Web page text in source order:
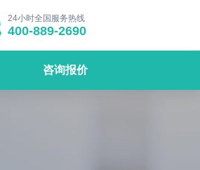
24小时全国服务热线
400-889-2690
咨询报价